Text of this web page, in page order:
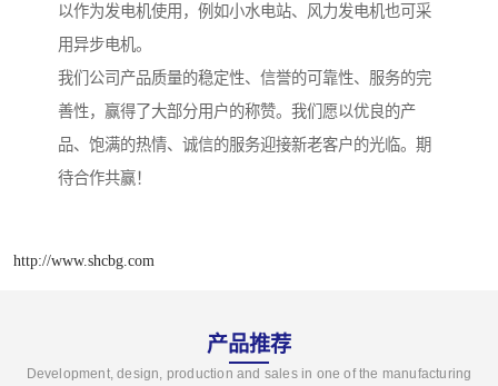
以作为发电机使用，例如小水电站、风力发电机也可采
用异步电机。
我们公司产品质量的稳定性、信誉的可靠性、服务的完
善性，赢得了大部分用户的称赞。我们愿以优良的产
品、饱满的热情、诚信的服务迎接新老客户的光临。期
待合作共赢！
http://www.shcbg.com
产品推荐
Development, design, production and sales in one of the manufacturing